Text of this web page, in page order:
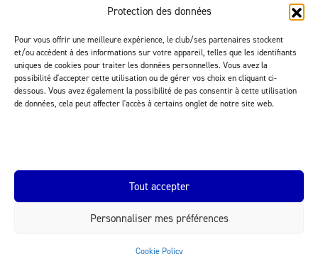
Protection des données
Pour vous offrir une meilleure expérience, le club/ses partenaires stockent
et/ou accèdent à des informations sur votre appareil, telles que les identifiants
uniques de cookies pour traiter les données personnelles. Vous avez la
possibilité d'accepter cette utilisation ou de gérer vos choix en cliquant ci-
dessous. Vous avez également la possibilité de pas consentir à cette utilisation
de données, cela peut affecter l'accès à certains onglet de notre site web.
Tout accepter
Personnaliser mes préférences
Cookie Policy
© Lausanne Sport Football Club 2026
Réalisation MTM Agency